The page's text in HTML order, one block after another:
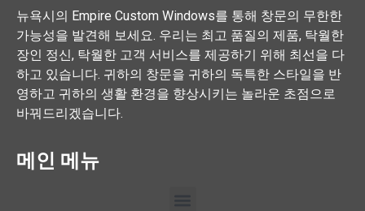
뉴욕시의 Empire Custom Windows를 통해 창문의 무한한
가능성을 발견해 보세요. 우리는 최고 품질의 제품, 탁월한
장인 정신, 탁월한 고객 서비스를 제공하기 위해 최선을 다
하고 있습니다. 귀하의 창문을 귀하의 독특한 스타일을 반
영하고 귀하의 생활 환경을 향상시키는 놀라운 초점으로
바꿔드리겠습니다.
메인 메뉴